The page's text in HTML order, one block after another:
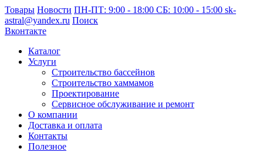
Товары Новости ПН-ПТ: 9:00 - 18:00 СБ: 10:00 - 15:00 sk-
astral@yandex.ru Поиск
Вконтакте
Каталог
Услуги
Строительство бассейнов
Строительство хаммамов
Проектирование
Сервисное обслуживание и ремонт
О компании
Доставка и оплата
Контакты
Полезное